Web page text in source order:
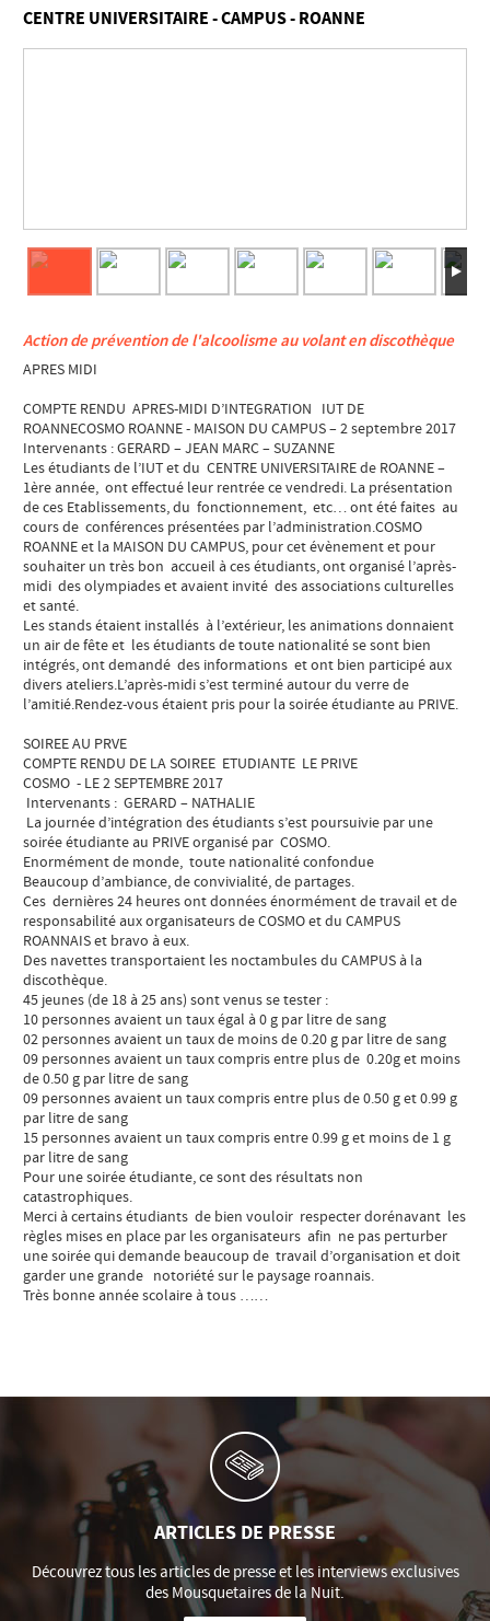
CENTRE UNIVERSITAIRE - CAMPUS - ROANNE
Action de prévention de l'alcoolisme au volant en discothèque
APRES MIDI
COMPTE RENDU APRES-MIDI D’INTEGRATION IUT DE
ROANNECOSMO ROANNE - MAISON DU CAMPUS – 2 septembre 2017
Intervenants : GERARD – JEAN MARC – SUZANNE
Les étudiants de l’IUT et du CENTRE UNIVERSITAIRE de ROANNE –
1ère année, ont effectué leur rentrée ce vendredi. La présentation
de ces Etablissements, du fonctionnement, etc… ont été faites au
cours de conférences présentées par l’administration.COSMO
ROANNE et la MAISON DU CAMPUS, pour cet évènement et pour
souhaiter un très bon accueil à ces étudiants, ont organisé l’après-
midi des olympiades et avaient invité des associations culturelles
et santé.
Les stands étaient installés à l’extérieur, les animations donnaient
un air de fête et les étudiants de toute nationalité se sont bien
intégrés, ont demandé des informations et ont bien participé aux
divers ateliers.L’après-midi s’est terminé autour du verre de
l’amitié.Rendez-vous étaient pris pour la soirée étudiante au PRIVE.
SOIREE AU PRVE
COMPTE RENDU DE LA SOIREE ETUDIANTE LE PRIVE
COSMO - LE 2 SEPTEMBRE 2017
Intervenants : GERARD – NATHALIE
La journée d’intégration des étudiants s’est poursuivie par une
soirée étudiante au PRIVE organisé par COSMO.
Enormément de monde, toute nationalité confondue
Beaucoup d’ambiance, de convivialité, de partages.
Ces dernières 24 heures ont données énormément de travail et de
responsabilité aux organisateurs de COSMO et du CAMPUS
ROANNAIS et bravo à eux.
Des navettes transportaient les noctambules du CAMPUS à la
discothèque.
45 jeunes (de 18 à 25 ans) sont venus se tester :
10 personnes avaient un taux égal à 0 g par litre de sang
02 personnes avaient un taux de moins de 0.20 g par litre de sang
09 personnes avaient un taux compris entre plus de 0.20g et moins
de 0.50 g par litre de sang
09 personnes avaient un taux compris entre plus de 0.50 g et 0.99 g
par litre de sang
15 personnes avaient un taux compris entre 0.99 g et moins de 1 g
par litre de sang
Pour une soirée étudiante, ce sont des résultats non
catastrophiques.
Merci à certains étudiants de bien vouloir respecter dorénavant les
règles mises en place par les organisateurs afin ne pas perturber
une soirée qui demande beaucoup de travail d’organisation et doit
garder une grande notoriété sur le paysage roannais.
Très bonne année scolaire à tous ……
ARTICLES DE PRESSE
Découvrez tous les articles de presse et les interviews exclusives
des Mousquetaires de la Nuit.